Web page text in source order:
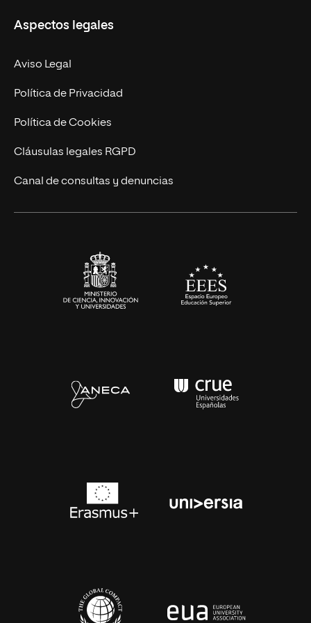
Doctorados
Experto Universitario
Postgrados
Cursos Universitarios
Facultades
Nuestro Equipo
Trabaja en UNIR
Actualidad
UNIR Revista
Eventos
Aspectos legales
Aviso Legal
Política de Privacidad
Política de Cookies
Cláusulas legales RGPD
Canal de consultas y denuncias